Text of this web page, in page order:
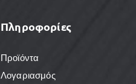
Πληροφορίες
Προϊόντα
Λογαριασμός